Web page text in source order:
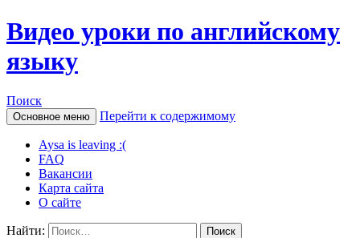
Видео уроки по английскому
языку
Поиск
Основное меню Перейти к содержимому
Aysa is leaving :(
FAQ
Вакансии
Карта сайта
О сайте
Найти: